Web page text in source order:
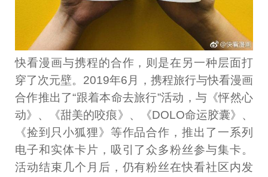
快看漫画与携程的合作，则是在另一种层面打
穿了次元壁。2019年6月，携程旅行与快看漫画
合作推出了“跟着本命去旅行”活动，与《怦然心
动》、《甜美的咬痕》、《DOLO命运胶囊》、
《捡到只小狐狸》等作品合作，推出了一系列
电子和实体卡片，吸引了众多粉丝参与集卡。
活动结束几个月后，仍有粉丝在快看社区内发